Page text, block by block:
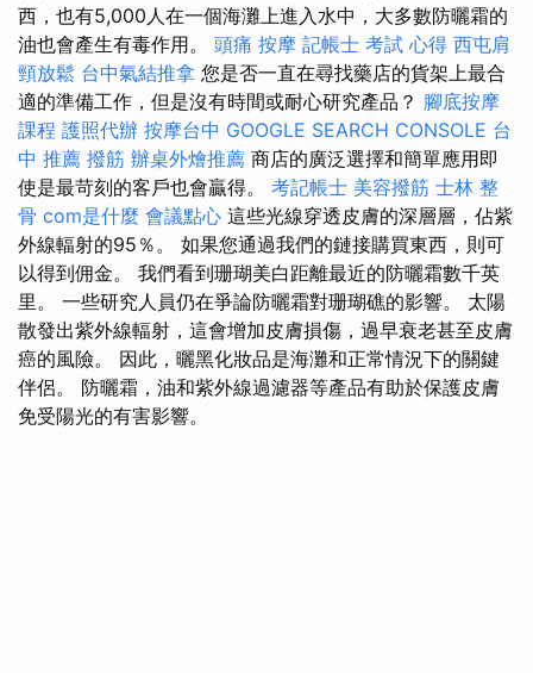
西，也有5,000人在一個海灘上進入水中，大多數防曬霜的
油也會產生有毒作用。 頭痛 按摩 記帳士 考試 心得 西屯肩
頸放鬆 台中氣結推拿 您是否一直在尋找藥店的貨架上最合
適的準備工作，但是沒有時間或耐心研究產品？ 腳底按摩
課程 護照代辦 按摩台中 GOOGLE SEARCH CONSOLE 台
中 推薦 撥筋 辦桌外燴推薦 商店的廣泛選擇和簡單應用即
使是最苛刻的客戶也會贏得。 考記帳士 美容撥筋 士林 整
骨 com是什麼 會議點心 這些光線穿透皮膚的深層層，佔紫
外線輻射的95％。 如果您通過我們的鏈接購買東西，則可
以得到佣金。 我們看到珊瑚美白距離最近的防曬霜數千英
里。 一些研究人員仍在爭論防曬霜對珊瑚礁的影響。 太陽
散發出紫外線輻射，這會增加皮膚損傷，過早衰老甚至皮膚
癌的風險。 因此，曬黑化妝品是海灘和正常情況下的關鍵
伴侶。 防曬霜，油和紫外線過濾器等產品有助於保護皮膚
免受陽光的有害影響。